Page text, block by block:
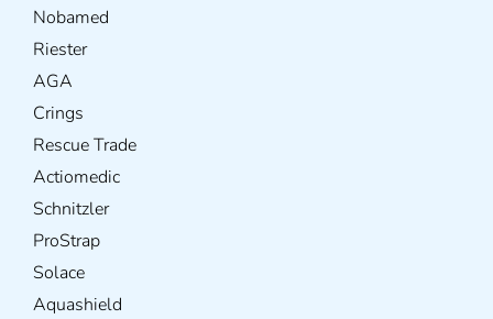
Nobamed
Riester
AGA
Crings
Rescue Trade
Actiomedic
Schnitzler
ProStrap
Solace
Aquashield